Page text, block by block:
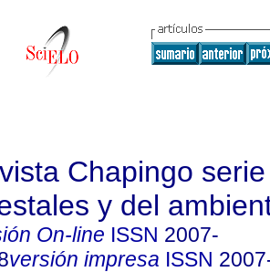
Chapingo
y del
On-line ISSN 2007-
versión impresa ISSN